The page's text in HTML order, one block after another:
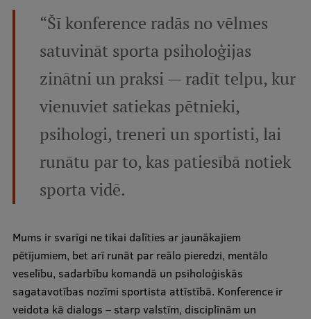
Fakultātes
Aula
Muzeji un ekspozīcijas
Ģerbonis
Projekti
Reitingi
“Šī konference radās no vēlmes
satuvināt sporta psiholoģijas
zinātni un praksi — radīt telpu, kur
vienuviet satiekas pētnieki,
psihologi, treneri un sportisti, lai
runātu par to, kas patiesībā notiek
sporta vidē.
Mums ir svarīgi ne tikai dalīties ar jaunākajiem
pētījumiem, bet arī runāt par reālo pieredzi, mentālo
veselību, sadarbību komandā un psiholoģiskās
sagatavotības nozīmi sportista attīstībā. Konference ir
veidota kā dialogs – starp valstīm, disciplīnām un